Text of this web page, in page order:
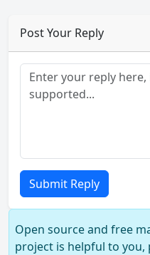
Post Your Reply
Submit Reply
Open source and free
project is helpful to you,